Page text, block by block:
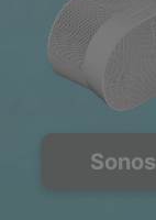
Sonos